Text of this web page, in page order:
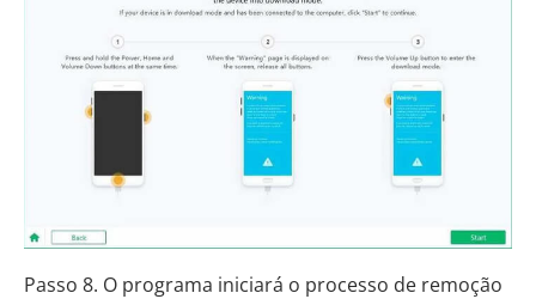
Passo 8. O programa iniciará o processo de remoção